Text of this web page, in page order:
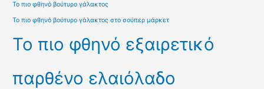
Το πιο φθηνό βούτυρο γάλακτος
Το πιο φθηνό βούτυρο γάλακτος στο σούπερ μάρκετ
Το πιο φθηνό εξαιρετικό
παρθένο ελαιόλαδο